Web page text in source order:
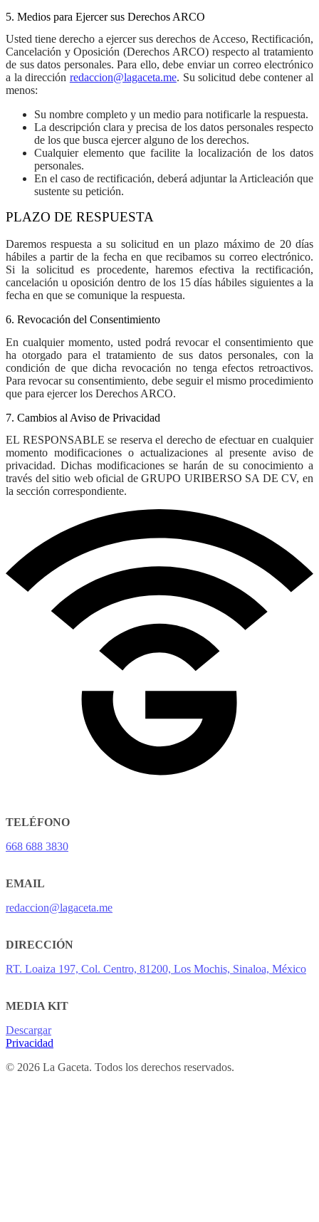
5. Medios para Ejercer sus Derechos ARCO
Usted tiene derecho a ejercer sus derechos de Acceso, Rectificación,
Cancelación y Oposición (Derechos ARCO) respecto al tratamiento
de sus datos personales. Para ello, debe enviar un correo electrónico
a la dirección redaccion@lagaceta.me. Su solicitud debe contener al
menos:
Su nombre completo y un medio para notificarle la respuesta.
La descripción clara y precisa de los datos personales respecto
de los que busca ejercer alguno de los derechos.
Cualquier elemento que facilite la localización de los datos
personales.
En el caso de rectificación, deberá adjuntar la Articleación que
sustente su petición.
PLAZO DE RESPUESTA
Daremos respuesta a su solicitud en un plazo máximo de 20 días
hábiles a partir de la fecha en que recibamos su correo electrónico.
Si la solicitud es procedente, haremos efectiva la rectificación,
cancelación u oposición dentro de los 15 días hábiles siguientes a la
fecha en que se comunique la respuesta.
6. Revocación del Consentimiento
En cualquier momento, usted podrá revocar el consentimiento que
ha otorgado para el tratamiento de sus datos personales, con la
condición de que dicha revocación no tenga efectos retroactivos.
Para revocar su consentimiento, debe seguir el mismo procedimiento
que para ejercer los Derechos ARCO.
7. Cambios al Aviso de Privacidad
EL RESPONSABLE se reserva el derecho de efectuar en cualquier
momento modificaciones o actualizaciones al presente aviso de
privacidad. Dichas modificaciones se harán de su conocimiento a
través del sitio web oficial deGRUPO URIBERSO SA DE CV, en
la sección correspondiente.
TELÉFONO
668 688 3830
EMAIL
redaccion@lagaceta.me
DIRECCIÓN
RT. Loaiza 197, Col. Centro, 81200, Los Mochis, Sinaloa, México
MEDIA KIT
Descargar
Privacidad
© 2026 La Gaceta. Todos los derechos reservados.